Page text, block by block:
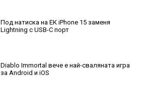
Под натиска на ЕК iPhone 15 заменя
Lightning с USB-C порт
Diablo Immortal вече е най-сваляната игра
за Android и iOS